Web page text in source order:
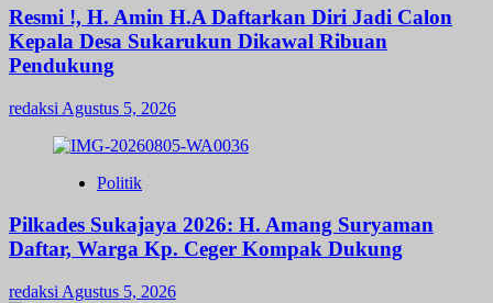
Resmi !, H. Amin H.A Daftarkan Diri Jadi Calon
Kepala Desa Sukarukun Dikawal Ribuan
Pendukung
redaksi Agustus 5, 2026
Politik
Pilkades Sukajaya 2026: H. Amang Suryaman
Daftar, Warga Kp. Ceger Kompak Dukung
redaksi Agustus 5, 2026